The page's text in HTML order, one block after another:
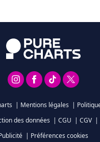
| Mentions légales |
des données | CGU | CGV |
| Préférences cookies